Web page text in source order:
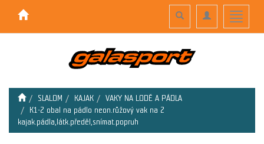
Toggle
Toggle
navigation
Toggle
search
SLALOM KAJAK
VAKY NA LODĚ A PÁDLA
K1-2 obal na pádlo neon.růžový vak na 2
kajak.pádla,látk.předěl,snímat.popruh